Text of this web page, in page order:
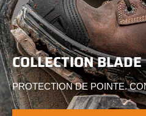
COLLECTION BLADE
PROTECTION DE POINTE.